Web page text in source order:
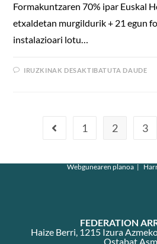
Formakuntzaren 70% ipar Euskal
etxaldetan murgildurik + 21 egun
instalazioari lotu…
IRUZKINAK DESAKTIBATUTA DAUDE
1 2 3
Webgunearen planoa
FEDERATION
Haize Berri, 1215 Izura
Ostabat